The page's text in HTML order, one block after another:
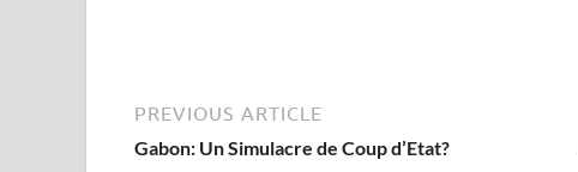
PREVIOUS ARTICLE
Gabon: Un Simulacre de Coup d’Etat?